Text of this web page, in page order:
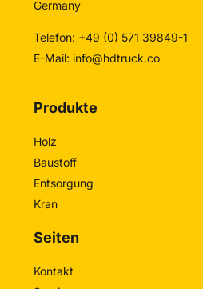
Germany
Telefon: +49 (0) 571 39849-1
E-Mail: info@hdtruck.co
Produkte
Holz
Baustoff
Entsorgung
Kran
Seiten
Kontakt